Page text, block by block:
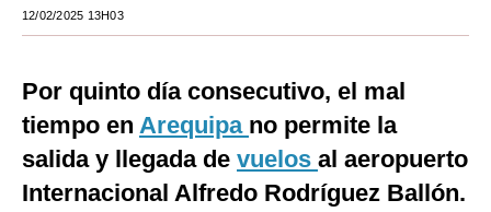
Internacional
Tecnología
12/02/2025 13H03
Por quinto día consecutivo, el mal
tiempo en Arequipa no permite la
salida y llegada de vuelos al aeropuerto
Internacional Alfredo Rodríguez Ballón.